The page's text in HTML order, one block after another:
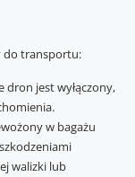
do transportu:
dron jest wyłączony,
w bagażu
walizki lub